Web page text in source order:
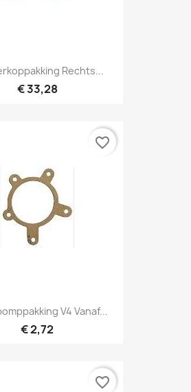
Rechts...
€ 33,28
V4 Vanaf...
€ 2,72
favorite_border
favorite_border